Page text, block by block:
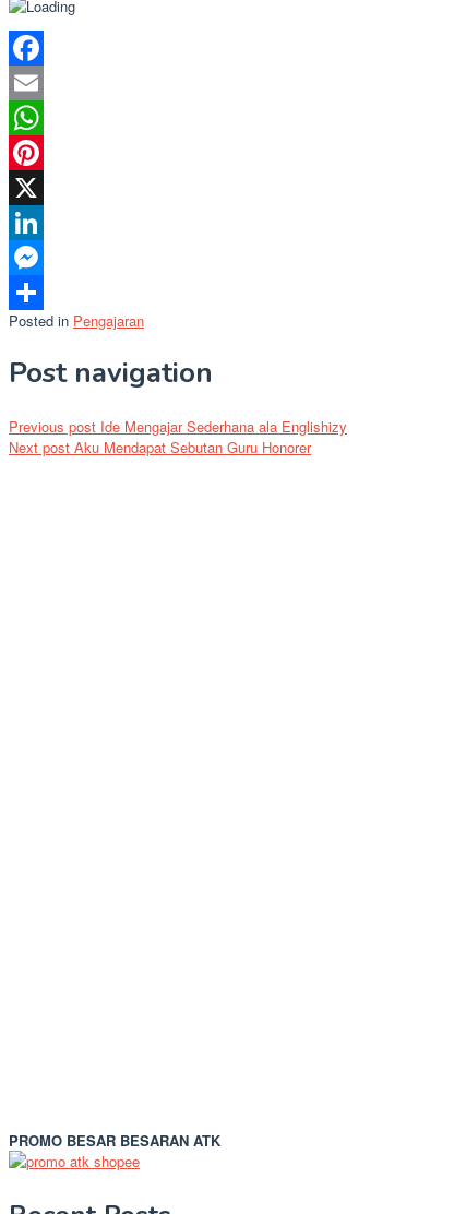
Facebook
Email
WhatsApp
Pinterest
X
LinkedIn
Messenger
Share
Posted in Pengajaran
Post navigation
Previous post Ide Mengajar Sederhana ala Englishizy
Next post Aku Mendapat Sebutan Guru Honorer
PROMO BESAR BESARAN ATK